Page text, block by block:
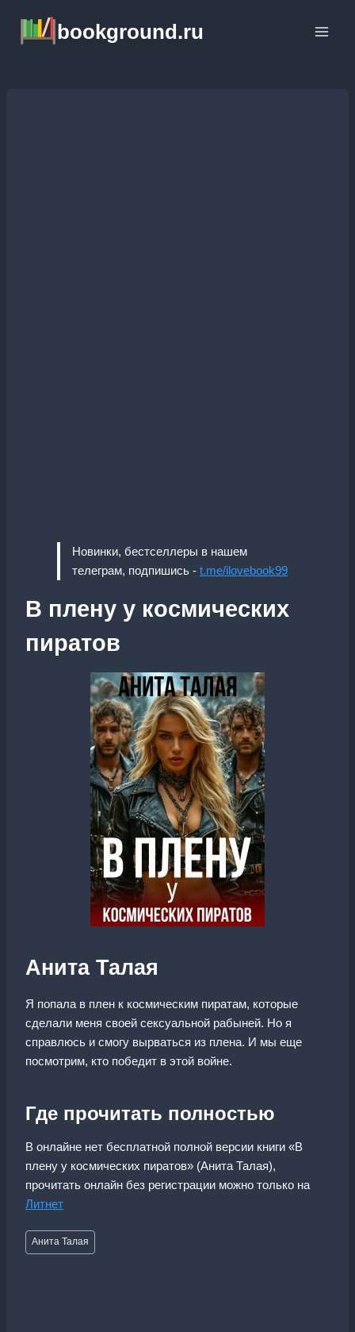
содержимому
bookground.ru
Новинки, бестселлеры в нашем
телеграм, подпишись - t.me/ilovebook99
В плену у космических
пиратов
Анита Талая
Я попала в плен к космическим пиратам, которые
сделали меня своей сексуальной рабыней. Но я
справлюсь и смогу вырваться из плена. И мы еще
посмотрим, кто победит в этой войне.
Где прочитать полностью
В онлайне нет бесплатной полной версии книги «В
плену у космических пиратов» (Анита Талая),
прочитать онлайн без регистрации можно только на
Литнет
Метки
записи:
Анита Талая